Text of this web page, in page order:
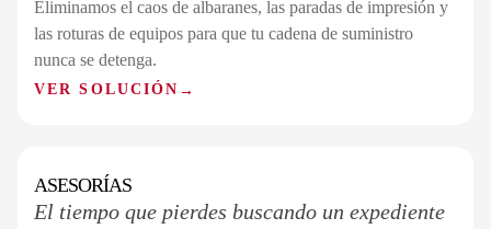
Eliminamos el caos de albaranes, las paradas de impresión y
las roturas de equipos para que tu cadena de suministro
nunca se detenga.
VER SOLUCIÓN →
SECTOR 02 / 07
ASESORÍAS
El tiempo que pierdes buscando un expediente